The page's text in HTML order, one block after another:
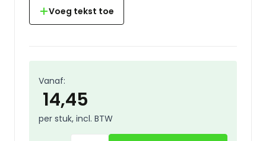
Voeg tekst toe
Vanaf:
14,45
per stuk, incl. BTW